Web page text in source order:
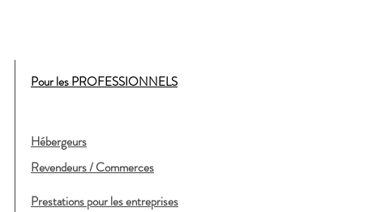
Pour les PROFESSIONNELS
Hébergeurs
Revendeurs / Commerces
Prestations pour les entreprises